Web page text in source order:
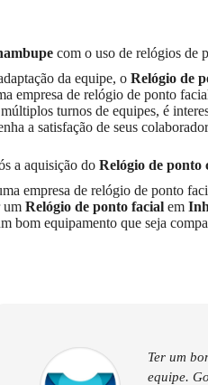
com o uso de relógios de
da equipe, o Relógio de
empresa de relógio de ponto
turnos de equipes, é
a satisfação de seus
a aquisição do Relógio de ponto
empresa de relógio de ponto
um Relógio de ponto facial em
bom equipamento que seja
Ter um
equipe.